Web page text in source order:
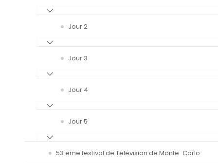
Jour 2
Jour 3
Jour 4
Jour 5
53 ème festival de Télévision de Monte-Carlo